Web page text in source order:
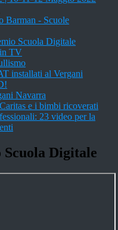
Barman - Scuole
Scuola Digitale
TV
installati al Vergani
Navarra
e i bimbi ricoverati
23 video per la
Digitale